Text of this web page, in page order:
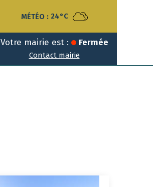
MÉTÉO : 24°C
Votre mairie est : Fermée
Contact mairie